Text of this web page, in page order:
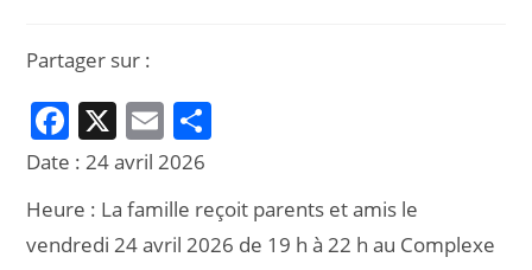
Partager sur :
F
a
c
e
X E
m
ai
l
ta
g
Date :24 avril 2026
Heure : La famille reçoit parents et amis le
vendredi 24 avril 2026 de 19 h à 22 h au Complexe